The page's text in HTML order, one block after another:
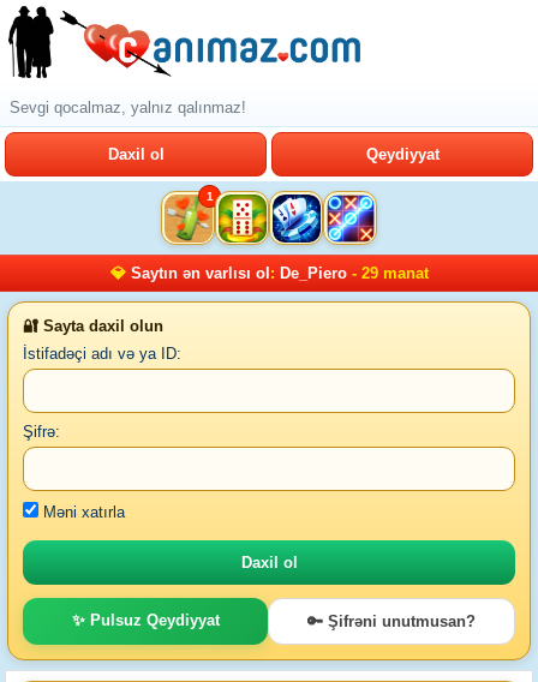
Sevgi qocalmaz, yalnız qalınmaz!
Daxil ol Qeydiyyat
1
💎 Saytın ən varlısı ol : De_Piero- 29 manat
🔐 Sayta daxil olun
İstifadəçi adı və ya ID:
Şifrə:
Məni xatırla
✨ Pulsuz Qeydiyyat 🔑 Şifrəni unutmusan?